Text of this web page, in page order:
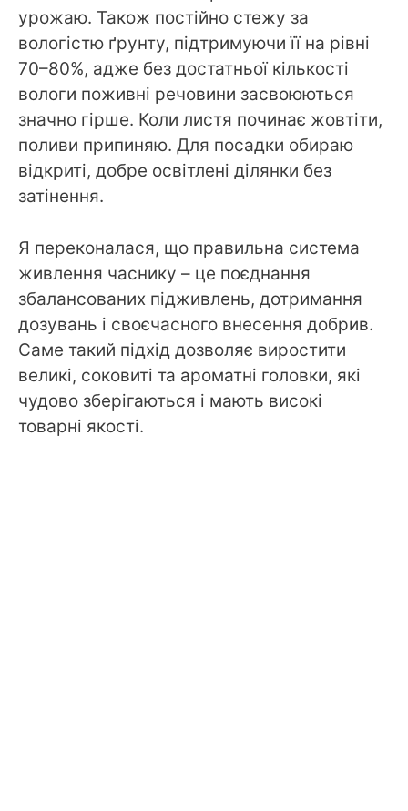
урожаю. Також постійно стежу за
вологістю ґрунту, підтримуючи її на рівні
70–80%, адже без достатньої кількості
вологи поживні речовини засвоюються
значно гірше. Коли листя починає жовтіти,
поливи припиняю. Для посадки обираю
відкриті, добре освітлені ділянки без
затінення.
Я переконалася, що правильна система
живлення часнику – це поєднання
збалансованих підживлень, дотримання
дозувань і своєчасного внесення добрив.
Саме такий підхід дозволяє виростити
великі, соковиті та ароматні головки, які
чудово зберігаються і мають високі
товарні якості.